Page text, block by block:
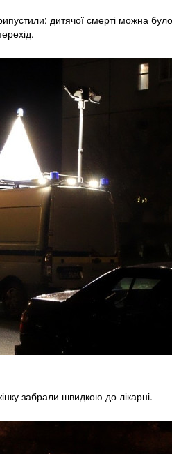
дитячої смерті можна
забрали швидкою до лікарні.